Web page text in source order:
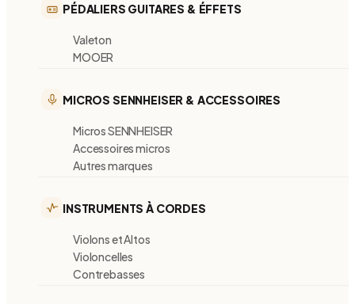
PÉDALIERS GUITARES & ÉFFETS
Valeton
MOOER
MICROS SENNHEISER & ACCESSOIRES
Micros SENNHEISER
Accessoires micros
Autres marques
INSTRUMENTS À CORDES
Violons et Altos
Violoncelles
Contrebasses